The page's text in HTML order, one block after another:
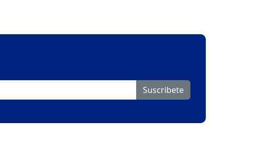
Suscribete